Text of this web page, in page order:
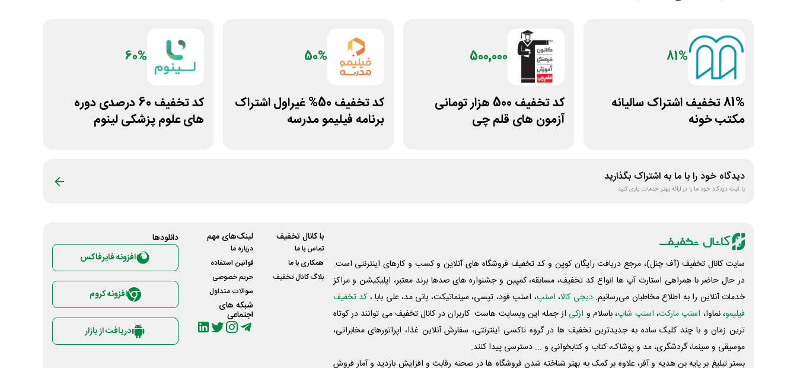
81%
81% تخفیف اشتراک سالیانه
مکتب خونه
500,000
کد تخفیف 500 هزار تومانی
آزمون های قلم چی
50%
کد تخفیف 50% غیراول اشتراک
برنامه فیلیمو مدرسه
60%
کد تخفیف 60 درصدی دوره
های علوم پزشکی لینوم
دیدگاه خود را با ما به اشتراک بگذارید
با ثبت دیدگاه خود ما را در ارائه بهتر خدمات یاری کنید
سایت کانال تخفیف (آف چنل)، مرجع دریافت رایگان کوپن و کد تخفیف فروشگاه های آنلاین و کسب و‌ کارهای اینترنتی است.
در حال حاضر با همراهی استارت آپ ها انواع کد تخفیف، مسابقه، کمپین و جشنواره های صدها برند معتبر، اپلیکیشن و مراکز
خدمات آنلاین را به اطلاع مخاطبان می‌رسانیم. دیجی کالا، اسنپ، اسنپ فود، تپسی، سینماتیکت، بانی مد، علی‌ بابا ، کد تخفیف
فیلیمو، نماوا، اسنپ مارکت، اسنپ شاپ، باسلام و ازکی از جمله این وبسایت ‌هاست. کاربران در کانال تخفیف می توانند در کوتاه
ترین زمان و با چند کلیک ساده به جدیدترین تخفیف ها در گروه تاکسی اینترنتی، سفارش آنلاین غذا، اپراتورهای مخابراتی،
موسیقی و سینما، گردشگری، مد و پوشاک، کتاب و کتابخوانی و ... دسترسی پیدا کنند.
بستر تبلیغ بر پایه بن هدیه و آفر، علاوه بر کمک به بهتر شناخته شدن فروشگاه ها در صحنه رقابت و افزایش بازدید و آمار فروش
با کانال تخفیف
تماس با ما
همکاری با ما
بلاگ کانال تخفیف
لینک‌های مهم
درباره ما
قوانین استفاده
حریم خصوصی
سوالات متداول
شبکه های
اجتماعی
دانلود‌ها
افزونه فایرفاکس
افزونه کروم
دریافت از بازار